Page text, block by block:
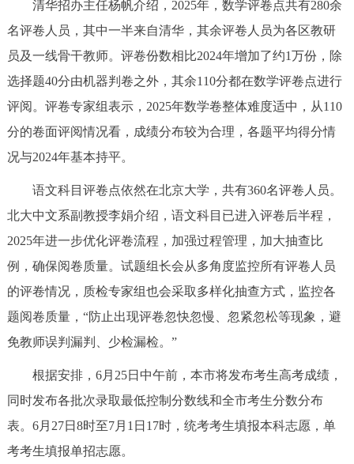
清华招办主任杨帆介绍，2025年，数学评卷点共有280余
名评卷人员，其中一半来自清华，其余评卷人员为各区教研
员及一线骨干教师。评卷份数相比2024年增加了约1万份，除
选择题40分由机器判卷之外，其余110分都在数学评卷点进行
评阅。评卷专家组表示，2025年数学卷整体难度适中，从110
分的卷面评阅情况看，成绩分布较为合理，各题平均得分情
况与2024年基本持平。
语文科目评卷点依然在北京大学，共有360名评卷人员。
北大中文系副教授李娟介绍，语文科目已进入评卷后半程，
2025年进一步优化评卷流程，加强过程管理，加大抽查比
例，确保阅卷质量。试题组长会从多角度监控所有评卷人员
的评卷情况，质检专家组也会采取多样化抽查方式，监控各
题阅卷质量，“防止出现评卷忽快忽慢、忽紧忽松等现象，避
免教师误判漏判、少检漏检。”
根据安排，6月25日中午前，本市将发布考生高考成绩，
同时发布各批次录取最低控制分数线和全市考生分数分布
表。6月27日8时至7月1日17时，统考考生填报本科志愿，单
考考生填报单招志愿。